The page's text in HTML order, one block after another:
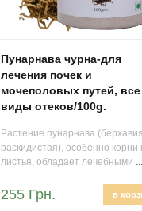
Пунарнава чурна-для
лечения почек и
мочеполовых путей, все
виды отеков/100g.
Растение пунарнава
раскидистая), особенно корни
листья, обладает лечебными ...
255 Грн. в